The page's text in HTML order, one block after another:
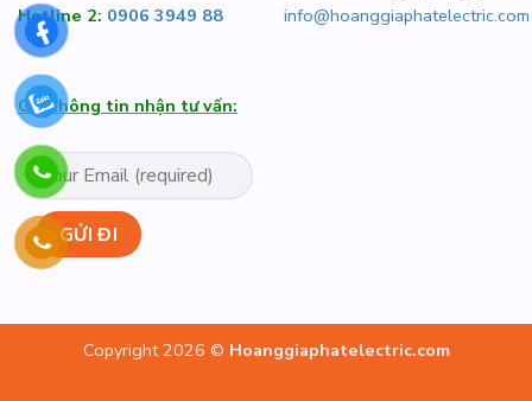
Hotline 2: 0906 3949 88
info@hoanggiaphatelectric.com
Gửi thông tin nhận tư vấn:
Copyright 2026 © Hoanggiaphatelectric.com